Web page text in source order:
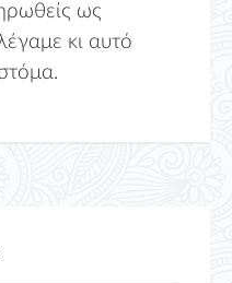
ως
κι αυτό